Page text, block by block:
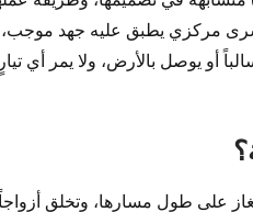
مركزي يطبق عليه جهد موجب،
أو يوصل بالأرض، ولا يمر أي
على طول مسارها، وتخلق أزواجاً